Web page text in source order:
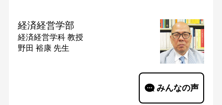
経済経営学部
経済経営学科 教授
野田 裕康 先生
みんなの声